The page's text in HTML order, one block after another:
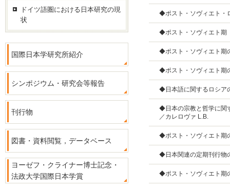
◆ポスト・ソヴィエト・
◆ポスト・ソヴィエト期
◆ポスト・ソヴィエト期
◆ポスト・ソヴィエト期
◆日本語に関するロシア
◆日本の宗教と哲学に関
／カレロヴァ L.B.
◆ポスト・ソヴィエト期
◆日本関連の定期刊行物
◆ポスト・ソヴィエト期
ドイツ語圏における日本研究の現
状
国際日本学研究所紹介
シンポジウム・研究会等報告
刊行物
図書・資料閲覧，データベース
ヨーゼフ・クライナー博士記念・
法政大学国際日本学賞